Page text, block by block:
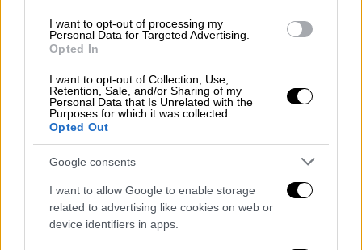
I want to opt-out of processing my
Personal Data for Targeted Advertising.
Opted In
I want to opt-out of Collection, Use,
Retention, Sale, and/or Sharing of my
Personal Data that Is Unrelated with the
Purposes for which it was collected.
Opted Out
Google consents
I want to allow Google to enable storage
related to advertising like cookies on web or
device identifiers in apps.